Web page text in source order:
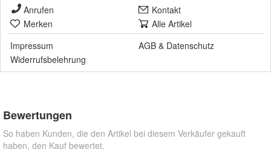
Anrufen
Kontakt
Merken
Alle Artikel
Impressum
AGB & Datenschutz
Widerrufsbelehrung
Bewertungen
So haben Kunden, die den Artikel bei diesem Verkäufer gekauft
haben, den Kauf bewertet.